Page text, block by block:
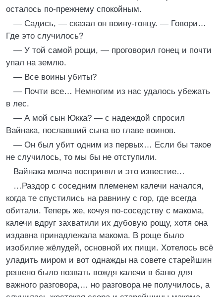
осталось по-прежнему спокойным.
— Садись, — сказал он воину-гонцу. — Говори…
Где это случилось?
— У той самой рощи, — проговорил гонец и почти
упал на землю.
— Все воины убиты?
— Почти все… Немногим из нас удалось убежать
в лес.
— А мой сын Юкка? — с надеждой спросил
Вайнака, пославший сына во главе воинов.
— Он был убит одним из первых… Если бы такое
не случилось, то мы бы не отступили.
Вайнака молча воспринял и это известие…
…Раздор с соседним племенем калечи начался,
когда те спустились на равнину с гор, где всегда
обитали. Теперь же, кочуя по-соседству с макома,
калечи вдруг захватили их дубовую рощу, хотя она
издавна принадлежала макома. В роще было
изобилие жёлудей, основной их пищи. Хотелось всё
уладить миром и вот однажды на совете старейшин
решено было позвать вождя калечи в баню для
важного разговора,… но разговора не получилось, а